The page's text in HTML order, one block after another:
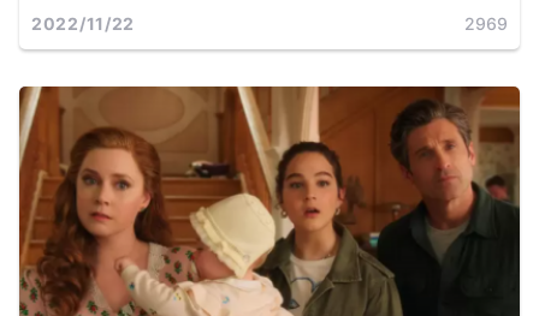
實故事的小說《孟買黑手黨女皇》。原本出生富裕家
2022/11/22 2969